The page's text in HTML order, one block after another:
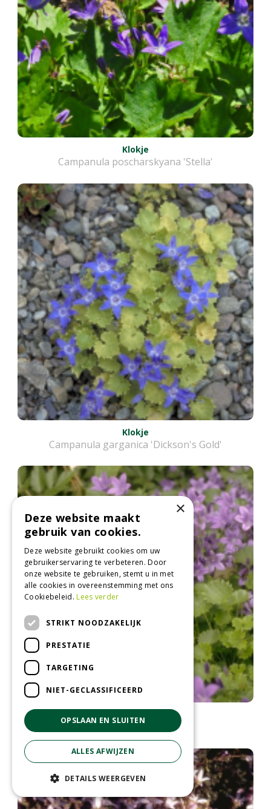
Klokje
Campanula poscharskyana 'Stella'
Klokje
Campanula garganica 'Dickson's Gold'
Campanula 'Birch Hybrid'
×
Deze website maakt
gebruik van cookies.
Deze website gebruikt cookies om uw
gebruikerservaring te verbeteren. Door
onze website te gebruiken, stemt u in met
alle cookies in overeenstemming met ons
Cookiebeleid.Lees verder
STRIKT NOODZAKELIJK
PRESTATIE
TARGETING
NIET-GECLASSIFICEERD
OPSLAAN EN SLUITEN
ALLES AFWIJZEN
DETAILS WEERGEVEN